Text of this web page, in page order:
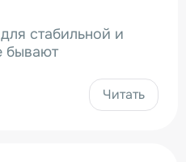
стабильной и
бывают
Читать